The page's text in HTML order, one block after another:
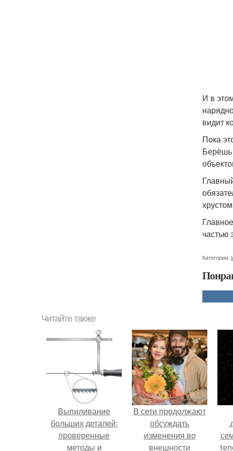
И в
видит
Пока
Берёшь
частью
Категории:
Читайте также
Выпиливание
больших деталей:
проверенные
методы и
В сети продолжают
обсуждать
изменения во
внешности